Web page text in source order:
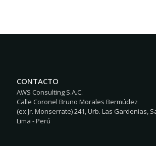
CONTACTO
AWS Consulting S.A.C.
Calle Coronel Bruno Morales Bermúdez
(ex Jr. Monserrate) 241, Urb. Las Gardenias,
Lima - Perú